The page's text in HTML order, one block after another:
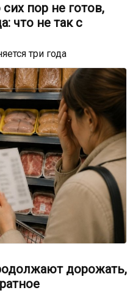
пор не готов,
что не так с
три года
дорожать,